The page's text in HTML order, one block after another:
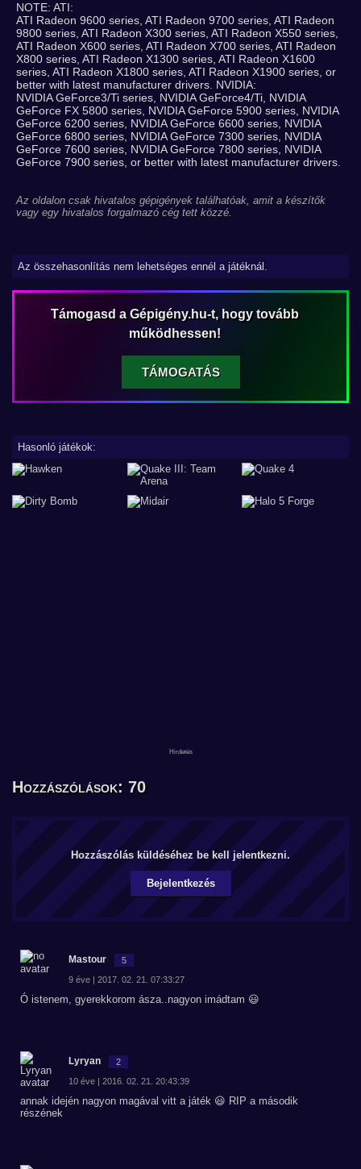
NOTE: ATI:
ATI Radeon 9600 series, ATI Radeon 9700 series, ATI Radeon
9800 series, ATI Radeon X300 series, ATI Radeon X550 series,
ATI Radeon X600 series, ATI Radeon X700 series, ATI Radeon
X800 series, ATI Radeon X1300 series, ATI Radeon X1600
series, ATI Radeon X1800 series, ATI Radeon X1900 series, or
better with latest manufacturer drivers. NVIDIA:
NVIDIA GeForce3/Ti series, NVIDIA GeForce4/Ti, NVIDIA
GeForce FX 5800 series, NVIDIA GeForce 5900 series, NVIDIA
GeForce 6200 series, NVIDIA GeForce 6600 series, NVIDIA
GeForce 6800 series, NVIDIA GeForce 7300 series, NVIDIA
GeForce 7600 series, NVIDIA GeForce 7800 series, NVIDIA
GeForce 7900 series, or better with latest manufacturer drivers.
Az oldalon csak hivatalos gépigények találhatóak, amit a készítők
vagy egy hivatalos forgalmazó cég tett közzé.
Az összehasonlítás nem lehetséges ennél a játéknál.
Támogasd a Gépigény.hu-t, hogy tovább
működhessen!
TÁMOGATÁS
Hasonló játékok:
Hozzászólások: 70
Hozzászólás küldéséhez be kell jelentkezni.
Bejelentkezés
Mastour 5
9 éve | 2017. 02. 21. 07:33:27
Ó istenem, gyerekkorom ásza..nagyon imádtam 😃
Lyryan 2
10 éve | 2016. 02. 21. 20:43:39
annak idején nagyon magával vitt a játék 😃 RIP a második
részének